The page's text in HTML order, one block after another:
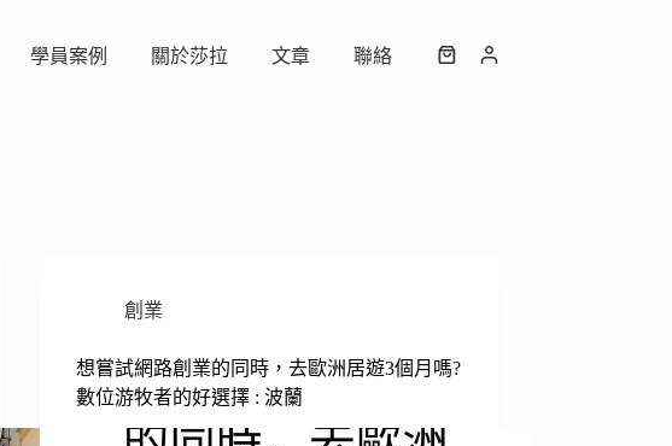
學員案例 關於莎拉 文章 聯絡
購
創業
想嘗試網路創業的同時，去歐洲居遊3個月嗎?
數位游牧者的好選擇 : 波蘭